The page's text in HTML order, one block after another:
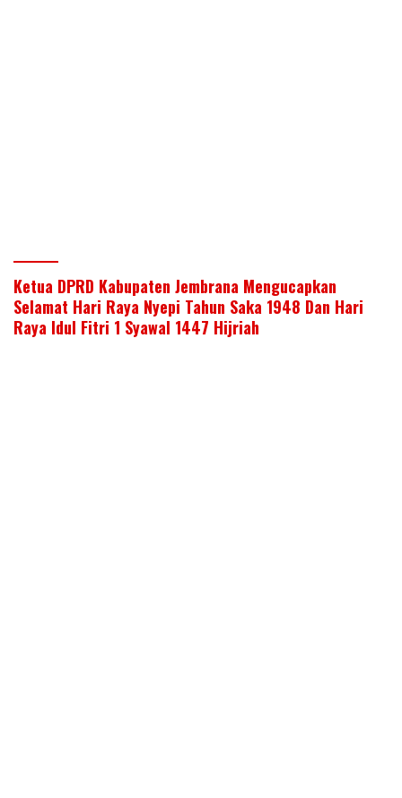
Ketua DPRD Kabupaten Jembrana Mengucapkan
Selamat Hari Raya Nyepi Tahun Saka 1948 Dan Hari
Raya Idul Fitri 1 Syawal 1447 Hijriah